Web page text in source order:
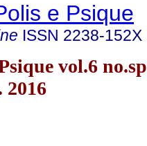
e Psique
ISSN 2238-152X
vol.6
2016